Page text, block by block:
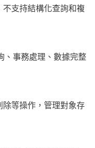
支持結構化查詢和複
、事務處理、數據完整
等操作，管理對象存